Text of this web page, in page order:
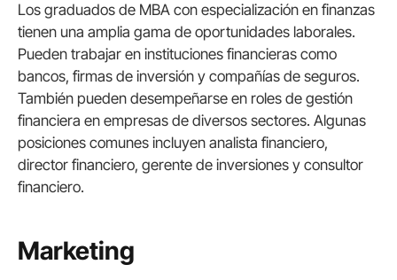
Los graduados de MBA con especialización en finanzas
tienen una amplia gama de oportunidades laborales.
Pueden trabajar en instituciones financieras como
bancos, firmas de inversión y compañías de seguros.
También pueden desempeñarse en roles de gestión
financiera en empresas de diversos sectores. Algunas
posiciones comunes incluyen analista financiero,
director financiero, gerente de inversiones y consultor
financiero.
Marketing